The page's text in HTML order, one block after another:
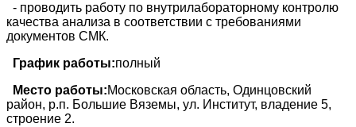
- проводить работу по внутрилабораторному контролю
качества анализа в соответствии с требованиями
документов СМК.
График работы:полный
Место работы:Московская область, Одинцовский
район, р.п. Большие Вяземы, ул. Институт, владение 5,
строение 2.